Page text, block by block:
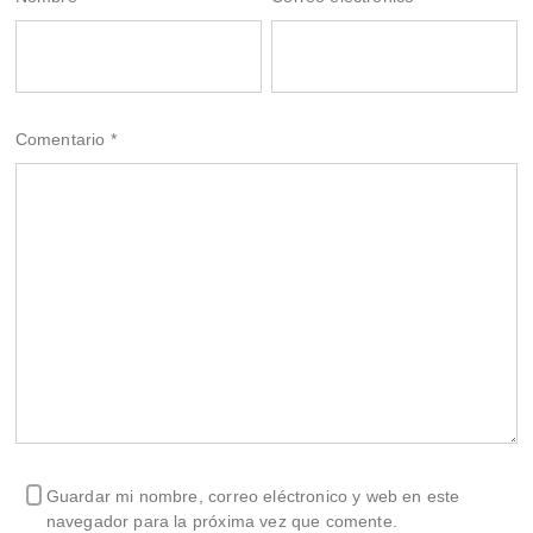
Comentario *
Guardar mi nombre, correo eléctronico y web en este
navegador para la próxima vez que comente.